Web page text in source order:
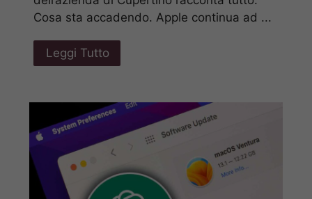
Cosa sta accadendo. Apple continua ad ...
Leggi Tutto